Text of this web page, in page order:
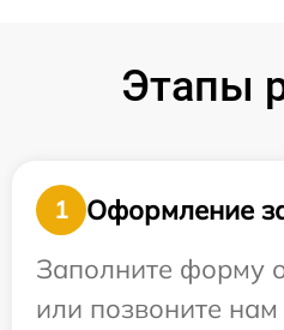
Этапы
1
Оформление
Заполните форму
или позвоните